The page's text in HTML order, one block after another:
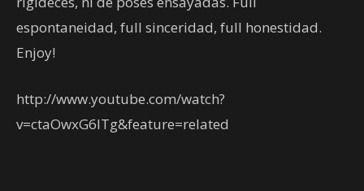
espontaneidad, full sinceridad, full honestidad.
Enjoy!
http://www.youtube.com/watch?
v=ctaOwxG6ITg&feature=related